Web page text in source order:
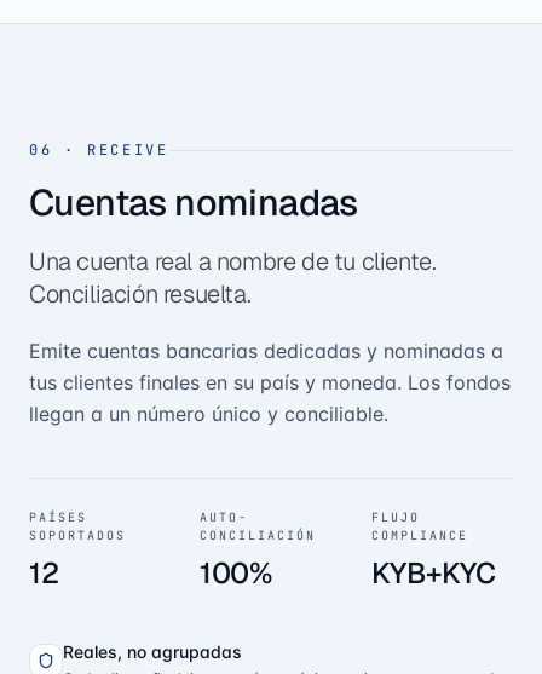
06 · RECEIVE
Cuentas nominadas
Una cuenta real a nombre de tu cliente.
Conciliación resuelta.
Emite cuentas bancarias dedicadas y nominadas a
tus clientes finales en su país y moneda. Los fondos
llegan a un número único y conciliable.
PAÍSES
SOPORTADOS
12
AUTO-
CONCILIACIÓN
100%
FLUJO
COMPLIANCE
KYB+KYC
Reales, no agrupadas